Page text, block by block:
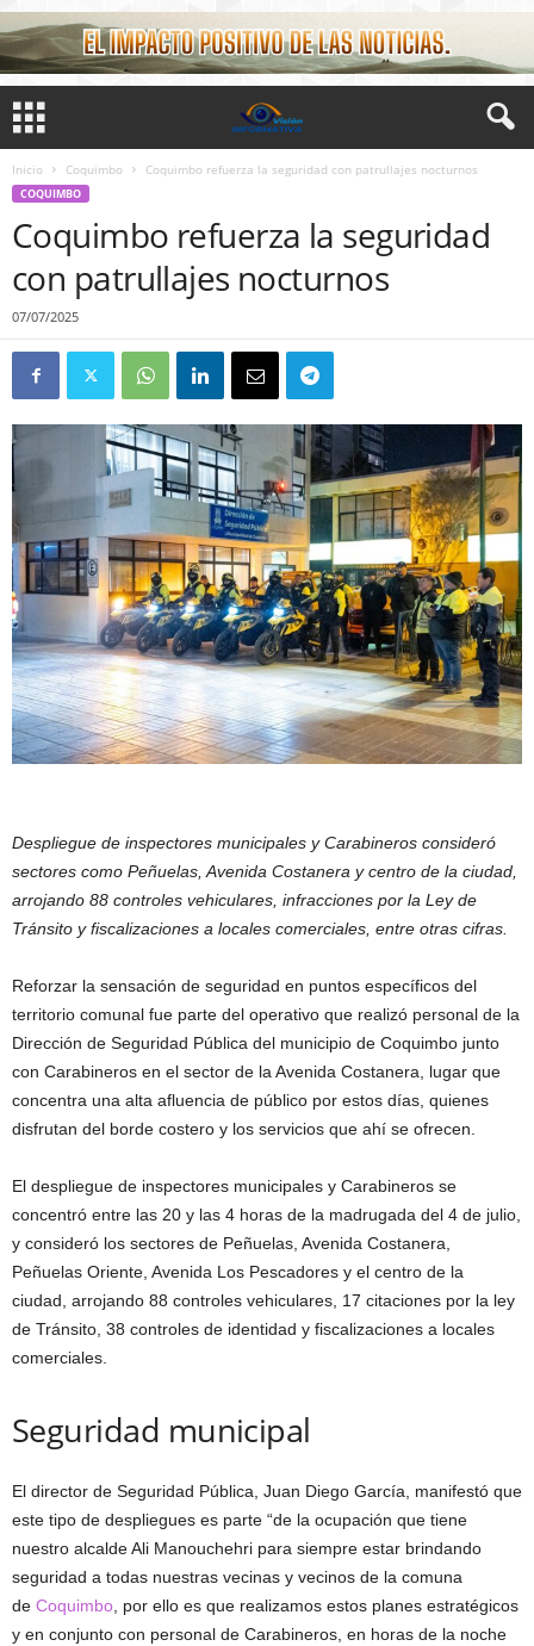
Inicio Coquimbo Coquimbo refuerza la seguridad con patrullajes nocturnos
COQUIMBO
Coquimbo refuerza la seguridad
con patrullajes nocturnos
07/07/2025
Despliegue de inspectores municipales y Carabineros consideró
sectores como Peñuelas, Avenida Costanera y centro de la ciudad,
arrojando 88 controles vehiculares, infracciones por la Ley de
Tránsito y fiscalizaciones a locales comerciales, entre otras cifras.
Reforzar la sensación de seguridad en puntos específicos del
territorio comunal fue parte del operativo que realizó personal de la
Dirección de Seguridad Pública del municipio de Coquimbo junto
con Carabineros en el sector de la Avenida Costanera, lugar que
concentra una alta afluencia de público por estos días, quienes
disfrutan del borde costero y los servicios que ahí se ofrecen.
El despliegue de inspectores municipales y Carabineros se
concentró entre las 20 y las 4 horas de la madrugada del 4 de julio,
y consideró los sectores de Peñuelas, Avenida Costanera,
Peñuelas Oriente, Avenida Los Pescadores y el centro de la
ciudad, arrojando 88 controles vehiculares, 17 citaciones por la ley
de Tránsito, 38 controles de identidad y fiscalizaciones a locales
comerciales.
Seguridad municipal
El director de Seguridad Pública, Juan Diego García, manifestó que
este tipo de despliegues es parte “de la ocupación que tiene
nuestro alcalde Ali Manouchehri para siempre estar brindando
seguridad a todas nuestras vecinas y vecinos de la comuna
de Coquimbo, por ello es que realizamos estos planes estratégicos
y en conjunto con personal de Carabineros, en horas de la noche